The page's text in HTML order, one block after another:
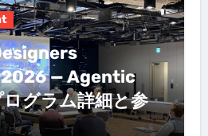
— Agentic
グラム詳細と参